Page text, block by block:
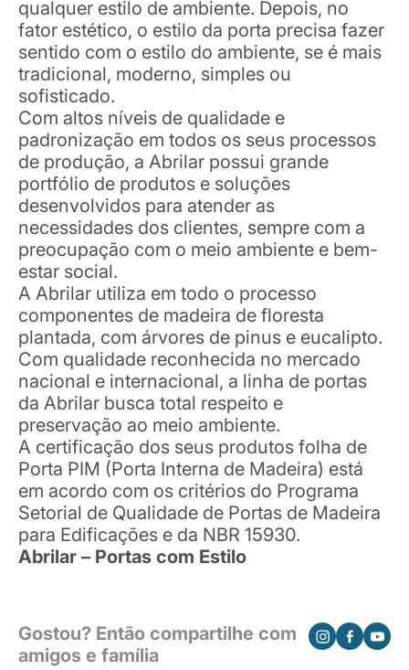
qualquer estilo de ambiente. Depois, no
fator estético, o estilo da porta precisa fazer
sentido com o estilo do ambiente, se é mais
tradicional, moderno, simples ou
sofisticado.
Com altos níveis de qualidade e
padronização em todos os seus processos
de produção, a Abrilar possui grande
portfólio de produtos e soluções
desenvolvidos para atender as
necessidades dos clientes, sempre com a
preocupação com o meio ambiente e bem-
estar social.
A Abrilar utiliza em todo o processo
componentes de madeira de floresta
plantada, com árvores de pinus e eucalipto.
Com qualidade reconhecida no mercado
nacional e internacional, a linha de portas
da Abrilar busca total respeito e
preservação ao meio ambiente.
A certificação dos seus produtos folha de
Porta PIM (Porta Interna de Madeira) está
em acordo com os critérios do Programa
Setorial de Qualidade de Portas de Madeira
para Edificações e da NBR 15930.
Abrilar – Portas com Estilo
Gostou? Então compartilhe com
amigos e família